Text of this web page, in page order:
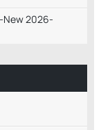
New 2026-